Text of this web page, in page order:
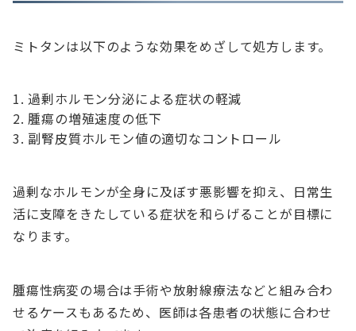
ミトタンは以下のような効果をめざして処方します。
過剰ホルモン分泌による症状の軽減
腫瘍の増殖速度の低下
副腎皮質ホルモン値の適切なコントロール
過剰なホルモンが全身に及ぼす悪影響を抑え、日常生
活に支障をきたしている症状を和らげることが目標に
なります。
腫瘍性病変の場合は手術や放射線療法などと組み合わ
せるケースもあるため、医師は各患者の状態に合わせ